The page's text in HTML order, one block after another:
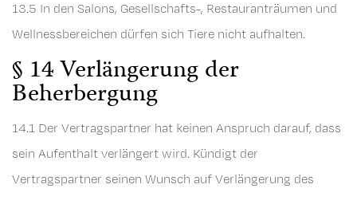
13.5 In den Salons, Gesellschafts-, Restauranträumen und
Wellnessbereichen dürfen sich Tiere nicht aufhalten.
§ 14 Verlängerung der
Beherbergung
14.1 Der Vertragspartner hat keinen Anspruch darauf, dass
sein Aufenthalt verlängert wird. Kündigt der
Vertragspartner seinen Wunsch auf Verlängerung des